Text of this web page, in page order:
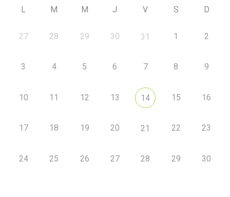
L M M J V S D
27 28 29 30 31 1 2
3 4 5 6 7 8 9
10 11 12 13 14 15 16
17 18 19 20 21 22 23
24 25 26 27 28 29 30